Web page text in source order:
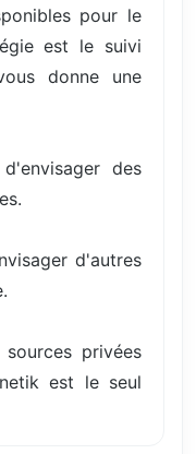
pour le
est le suivi
donne une
des
d'autres
privées
est le seul